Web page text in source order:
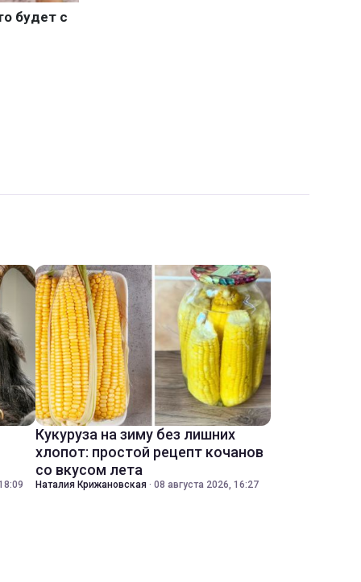
Кукуруза на зиму без лишних
хлопот: простой рецепт кочанов
со вкусом лета
Наталия Крижановская · 08 августа 2026, 16:27